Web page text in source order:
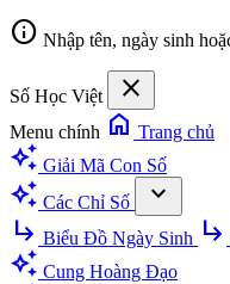
info Nhập tên, ngày sinh
Số Học Việt close
Menu chính home Trang chủ
auto_awesome Giải Mã Con Số
auto_awesome Các Chỉ Số
expand_more
subdirectory_arrow_right Biểu Đồ Ngày Sinh subdirectory_arrow_right
auto_awesome Cung Hoàng Đạo